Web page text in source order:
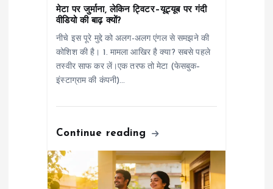
मेटा पर जुर्माना, लेकिन ट्विटर–यूट्यूब पर गंदी
वीडियो की बाढ़ क्यों?
नीचे इस पूरे मुद्दे को अलग-अलग एंगल से समझने की
कोशिश की है। 1. मामला आखिर है क्या? सबसे पहले
तस्वीर साफ कर लें।एक तरफ तो मेटा (फेसबुक–
इंस्टाग्राम की कंपनी)…
Continue reading